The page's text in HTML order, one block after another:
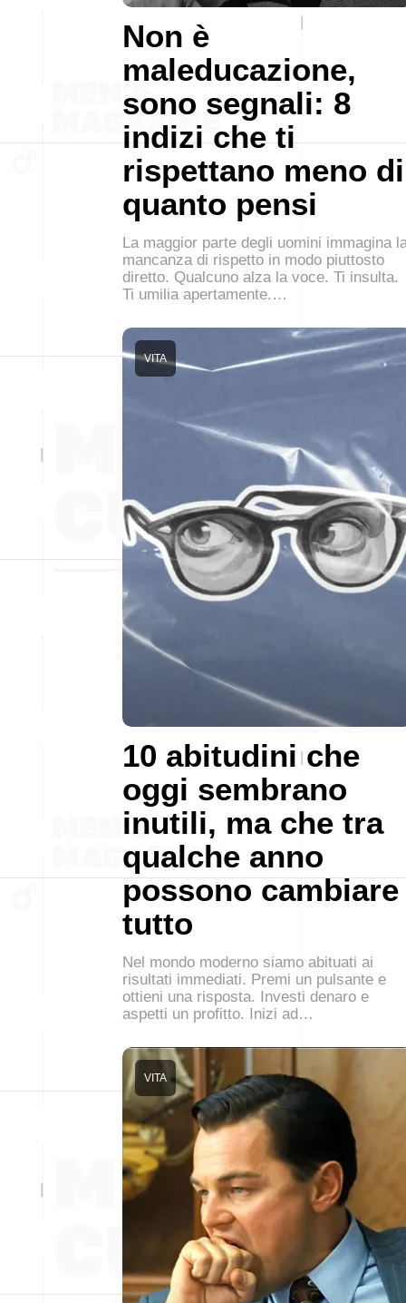
Non è
maleducazione,
sono segnali: 8
indizi che ti
rispettano meno di
quanto pensi
La maggior parte degli uomini immagina
mancanza di rispetto in modo piuttosto
diretto. Qualcuno alza la voce. Ti insulta.
Ti umilia apertamente.…
10 abitudini che
oggi sembrano
inutili, ma che tra
qualche anno
possono cambiare
tutto
VITA
Nel mondo moderno siamo abituati ai
risultati immediati. Premi un pulsante e
ottieni una risposta. Investi denaro e
aspetti un profitto. Inizi ad…
VITA